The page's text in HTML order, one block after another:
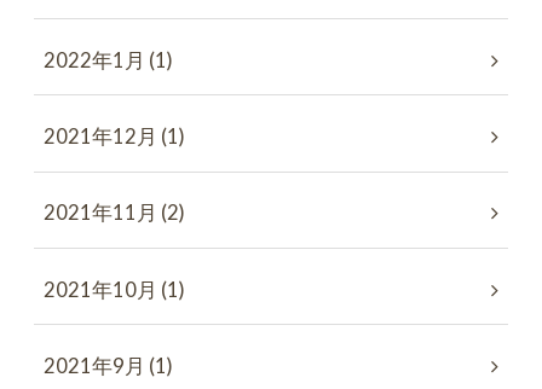
2022年1月 (1)
2021年12月 (1)
2021年11月 (2)
2021年10月 (1)
2021年9月 (1)